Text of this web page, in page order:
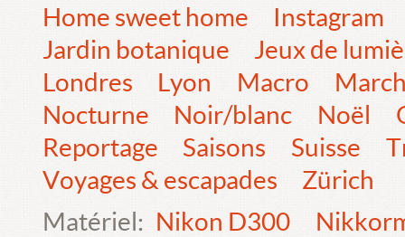
Home sweet home
Instagram
Jardin botanique
Jeux de
Londres
Lyon Macro
Nocturne
Noir/blanc Noël
Reportage
Saisons Suisse
Voyages & escapades
Zürich
Matériel: Nikon D300